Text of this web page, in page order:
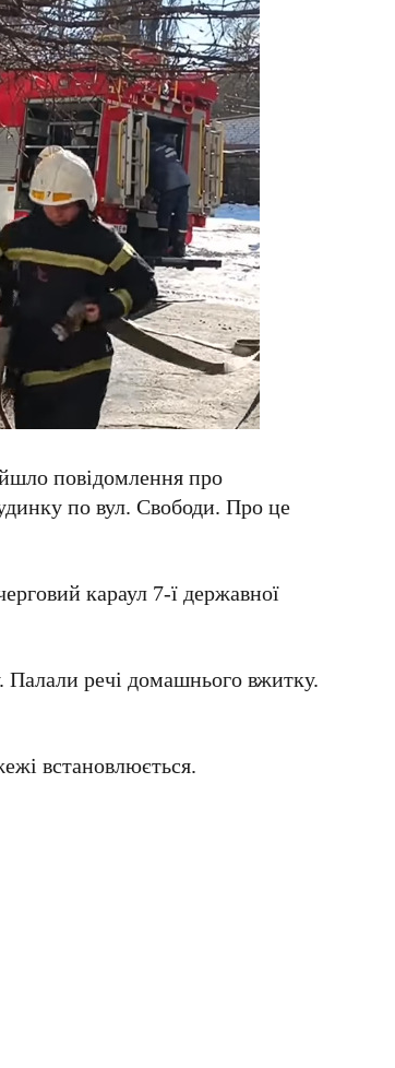
повідомлення про
по вул. Свободи. Про це
караул 7-ї державної
Палали речі домашнього вжитку.
встановлюється.